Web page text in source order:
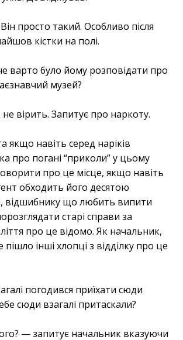
просто такий. Особливо після
кістки на полі.
варто було йому розповідати про
музей?
вірить. Запитує про наркоту.
якщо навіть серед наріків
про погані “приколи” у цьому
про це місце, якщо навіть
обходить його десятою
відшибнику що любить випити
старі справи за
про це відомо. Як начальник,
інші хлопці з відділку про це
погодився приїхати сюди
сюди взагалі притаскали?
— запитує начальник вказуючи